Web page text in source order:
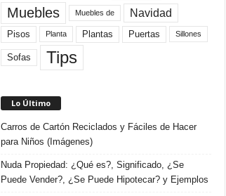
Muebles Muebles de Navidad
Pisos Planta Plantas Puertas Sillones
Sofas Tips
Lo Último
Carros de Cartón Reciclados y Fáciles de Hacer
para Niños (Imágenes)
Nuda Propiedad: ¿Qué es?, Significado, ¿Se
Puede Vender?, ¿Se Puede Hipotecar? y Ejemplos